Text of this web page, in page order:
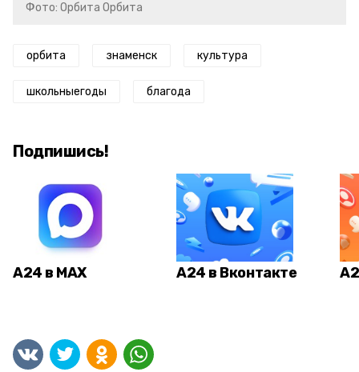
Фото: Орбита Орбита
орбита знаменск культура
школьныегоды благода
Подпишись!
А24 в MAX А24 в Вконтакте